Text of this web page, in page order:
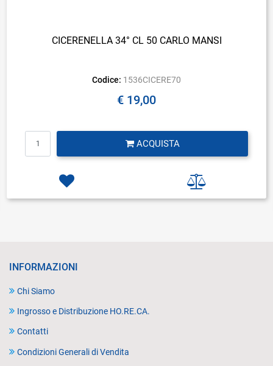
CICERENELLA 34° CL 50 CARLO MANSI
Codice: 1536CICERE70
€ 19,00
ACQUISTA
INFORMAZIONI
Chi Siamo
Ingrosso e Distribuzione HO.RE.CA.
Contatti
Condizioni Generali di Vendita